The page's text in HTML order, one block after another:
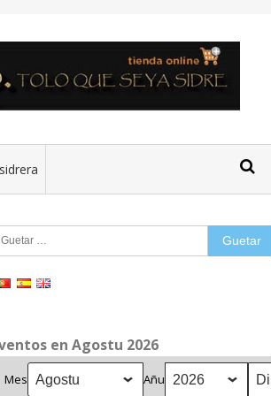
en Agostu 2026
Mes Añu